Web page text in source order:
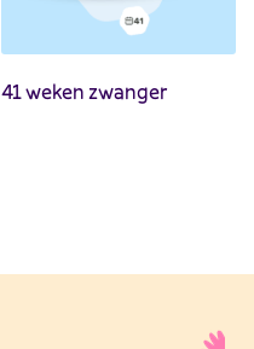
41 weken zwanger